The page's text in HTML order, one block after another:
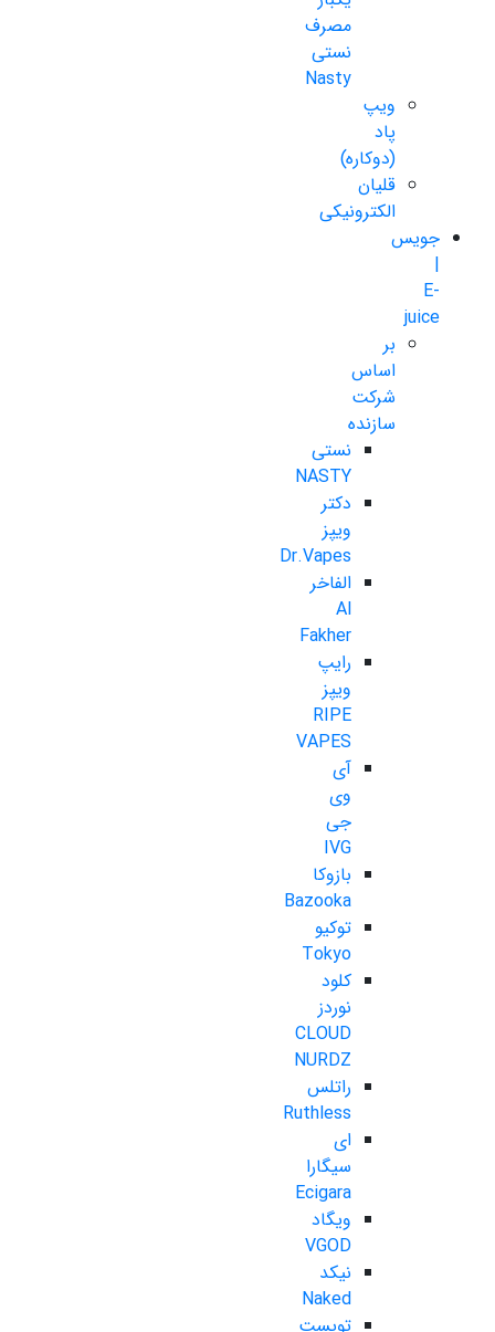
مصرف
نستی
Nasty
ویپ
پاد
(دوکاره)
قلیان
الکترونیکی
جویس
|
E-
juice
بر
اساس
شرکت
سازنده
نستی
NASTY
دکتر
ویپز
Dr.Vapes
الفاخر
Al
Fakher
رایپ
ویپز
RIPE
VAPES
آی
وی
جی
IVG
بازوکا
Bazooka
توکیو
Tokyo
کلود
نوردز
CLOUD
NURDZ
راتلس
Ruthless
ای
سیگارا
Ecigara
ویگاد
VGOD
نیکد
Naked
تویست